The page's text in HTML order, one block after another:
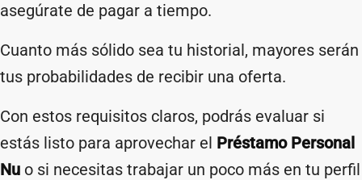
asegúrate de pagar a tiempo.
Cuanto más sólido sea tu historial, mayores serán
tus probabilidades de recibir una oferta.
Con estos requisitos claros, podrás evaluar si
estás listo para aprovechar el Préstamo Personal
Nu o si necesitas trabajar un poco más en tu perfil